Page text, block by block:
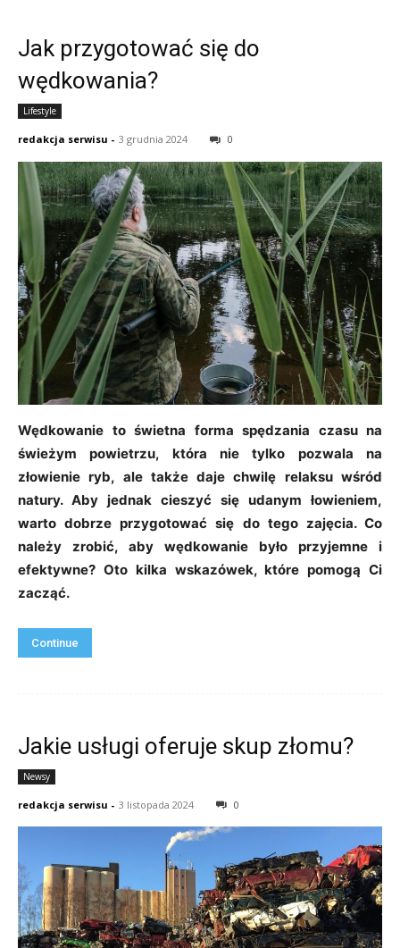
Jak przygotować się do
wędkowania?
Lifestyle
redakcja serwisu - 3 grudnia 2024 0
Wędkowanie to świetna forma spędzania czasu na
świeżym powietrzu, która nie tylko pozwala na
złowienie ryb, ale także daje chwilę relaksu wśród
natury. Aby jednak cieszyć się udanym łowieniem,
warto dobrze przygotować się do tego zajęcia. Co
należy zrobić, aby wędkowanie było przyjemne i
efektywne? Oto kilka wskazówek, które pomogą Ci
zacząć.
Continue
Jakie usługi oferuje skup złomu?
Newsy
redakcja serwisu - 3 listopada 2024 0